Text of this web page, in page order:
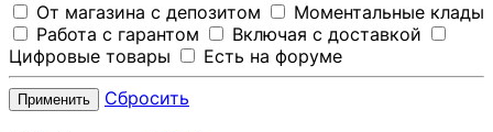
От магазина с депозитом
Моментальные клады
Работа с гарантом
Включая с доставкой
Цифровые товары
Есть на форуме
Применить Сбросить